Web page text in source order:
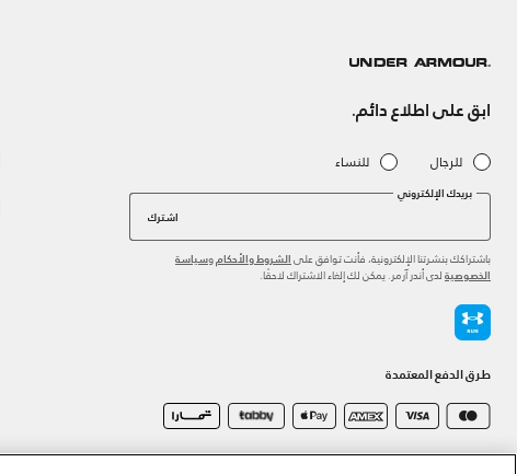
ابق على اطلاع دائم.
للرجال للنساء
بريدك الإلكتروني
اشترك
باشتراكك بنشرتنا الإلكترونية، فأنت توافق على الشروط والأحكام وسياسة
الخصوصية لدى أندر آرمر. يمكن لك إلغاء الاشتراك لاحقًا.
طرق الدفع المعتمدة